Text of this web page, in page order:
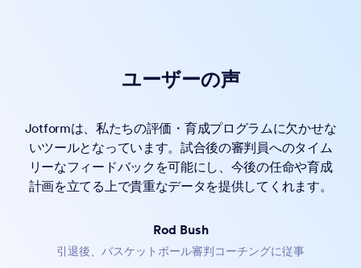
ング、レッスン、社内イベントなど、さまざまな用途に最
適です。
カスタマイズ可能なリマインドメールを自動送信し、参加
ユーザーの声
Jotformは、私たちの評価・育成プログラムに欠かせな
いツールとなっています。試合後の審判員へのタイム
リーなフィードバックを可能にし、今後の任命や育成
計画を立てる上で貴重なデータを提供してくれます。
Rod Bush
引退後、バスケットボール審判コーチングに従事